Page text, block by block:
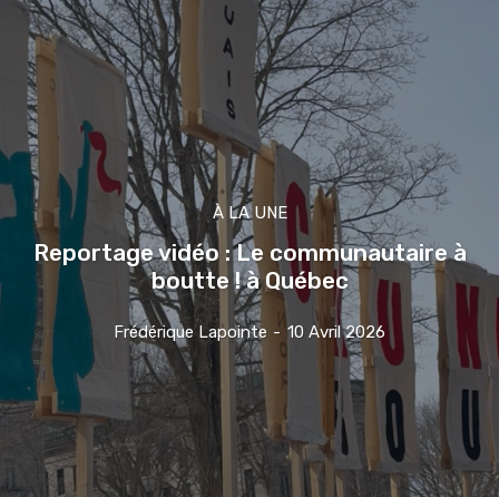
À LA UNE
Reportage vidéo : Le communautaire à
boutte ! à Québec
Frédérique Lapointe - 10 Avril 2026